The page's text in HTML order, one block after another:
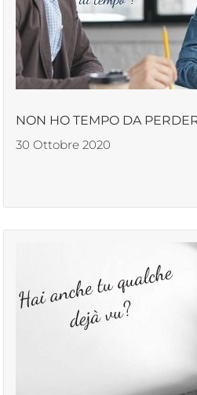
NON HO TEMPO DA
30 Ottobre 2020